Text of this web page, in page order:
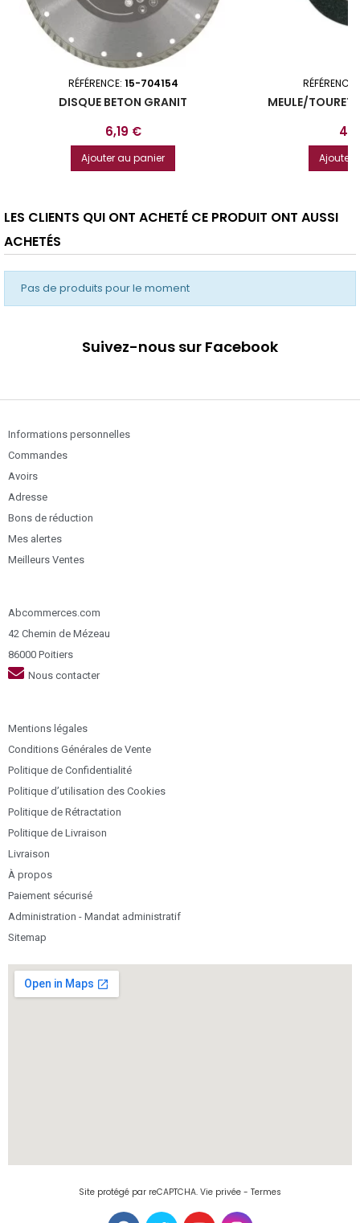
RÉFÉRENCE: 15-704154
DISQUE BETON GRANIT
Prix
6,19 €
Ajouter au panier
RÉFÉRENCE:
MEULE/
Prix
Ajouter
LES CLIENTS QUI ONT ACHETÉ CE PRODUIT ONT AUSSI
ACHETÉS
Pas de produits pour le moment
Suivez-nous sur Facebook
Informations personnelles
Commandes
Avoirs
Adresse
Bons de réduction
Mes alertes
Meilleurs Ventes
Abcommerces.com
42 Chemin de Mézeau
86000 Poitiers
Nous contacter
Mentions légales
Conditions Générales de Vente
Politique de Confidentialité
Politique d’utilisation des Cookies
Politique de Rétractation
Politique de Livraison
Livraison
À propos
Paiement sécurisé
Administration - Mandat administratif
Sitemap
Site protégé par reCAPTCHA. Vie privée - Termes